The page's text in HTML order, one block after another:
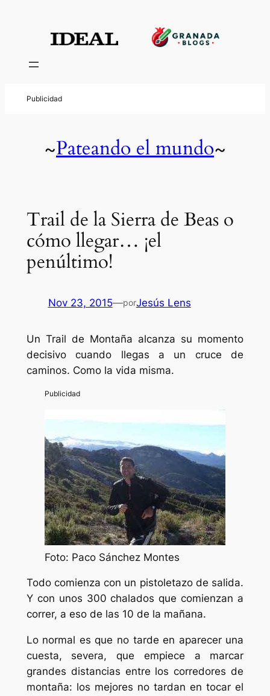
~Pateando el mundo~
Trail de la Sierra de Beas o
cómo llegar… ¡el
penúltimo!
Nov 23, 2015—porJesús Lens
Un Trail de Montaña alcanza su momento
decisivo cuando llegas a un cruce de
caminos. Como la vida misma.
Foto: Paco Sánchez Montes
Todo comienza con un pistoletazo de salida.
Y con unos 300 chalados que comienzan a
correr, a eso de las 10 de la mañana.
Lo normal es que no tarde en aparecer una
cuesta, severa, que empiece a marcar
grandes distancias entre los corredores de
montaña: los mejores no tardan en tocar el